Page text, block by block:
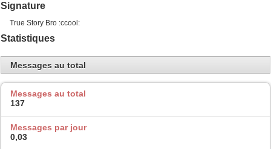
Signature
True Story Bro :ccool:
Statistiques
Messages au total
Messages au total
137
Messages par jour
0,03